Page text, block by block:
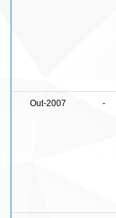
Out-2007 -